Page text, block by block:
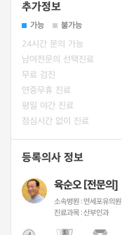
추가정보
가능 불가능
24시간 문의 가능
남여전문의 선택진료
무료 검진
연중무휴 진료
평일 야간 진료
점심시간 없이 진료
등록의사 정보
육순오 [전문의]
소속병원 :연세포유의원
진료과목 :산부인과